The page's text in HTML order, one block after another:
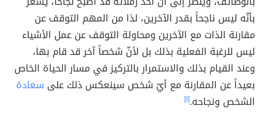
بأنّه ليس ناجحاً بقدر الآخرين، لذا من المهم التوقف عن
مقارنة الذات مع الآخرين ومحاولة التوقف عن عمل الأشياء
ليس للرغبة الفعلية بذلك بل لأنّ شخصاً آخر قد قام بها،
وعند القيام بذلك والاستمرار بالتركيز في مسار الحياة الخاص
بعيداً عن المقارنة مع أيّ شخص سينعكس ذلك على سعادة
الشخص ونجاحه.[١]